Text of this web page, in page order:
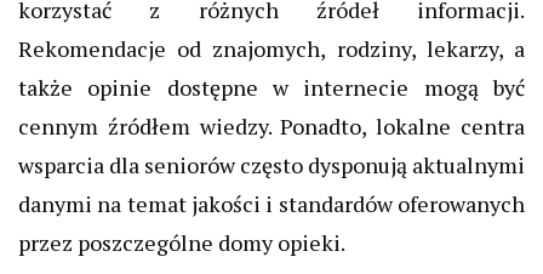
korzystać z różnych źródeł informacji.
Rekomendacje od znajomych, rodziny, lekarzy, a
także opinie dostępne w internecie mogą być
cennym źródłem wiedzy. Ponadto, lokalne centra
wsparcia dla seniorów często dysponują aktualnymi
danymi na temat jakości i standardów oferowanych
przez poszczególne domy opieki.